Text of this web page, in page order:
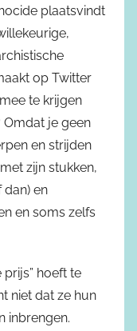
plaatsvindt
op Twitter
te krijgen
Omdat je geen
en strijden
zijn stukken,
dan) en
en soms zelfs
prijs” hoeft te
niet dat ze hun
inbrengen.